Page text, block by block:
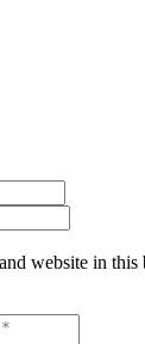
website in